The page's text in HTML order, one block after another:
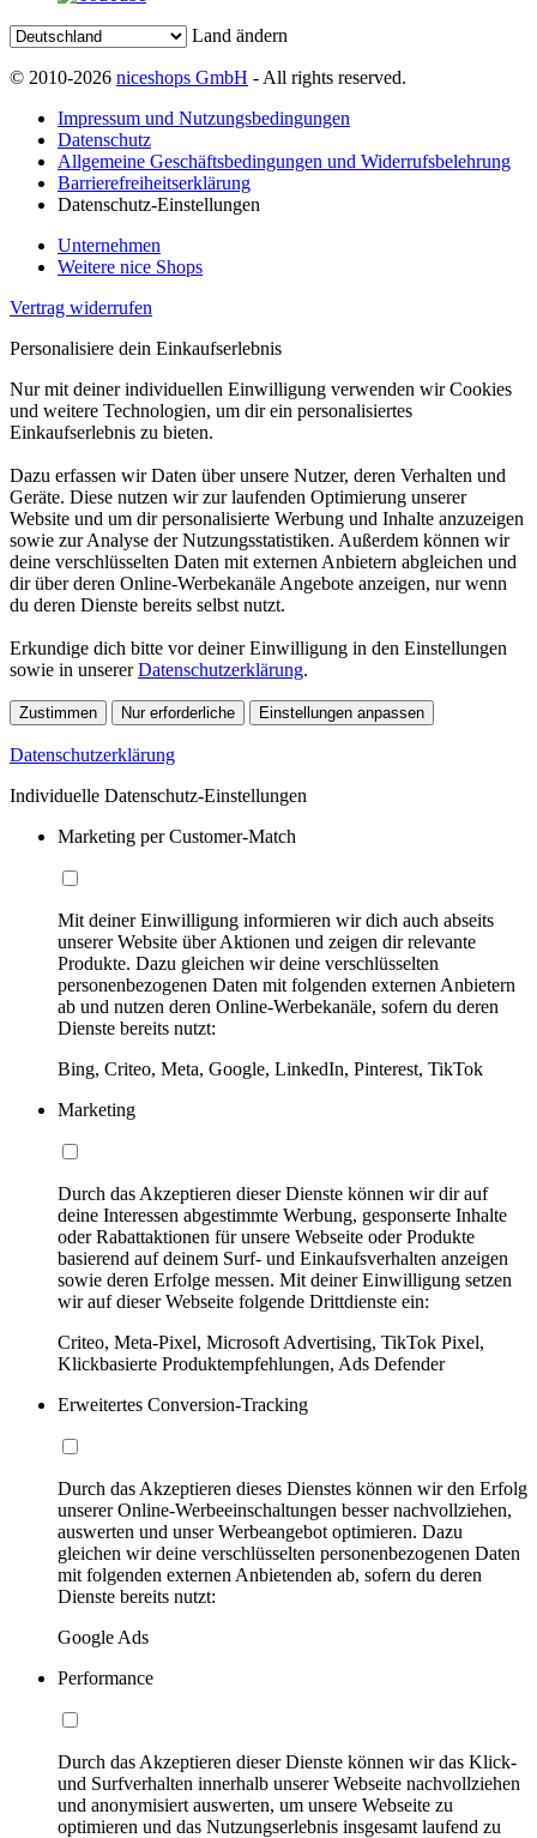
Land ändern
© 2010-2026 niceshops GmbH - All rights reserved.
Impressum und Nutzungsbedingungen
Datenschutz
Allgemeine Geschäftsbedingungen und Widerrufsbelehrung
Barrierefreiheitserklärung
Datenschutz-Einstellungen
Unternehmen
Weitere nice Shops
Vertrag widerrufen
Personalisiere dein Einkaufserlebnis
Nur mit deiner individuellen Einwilligung verwenden wir Cookies
und weitere Technologien, um dir ein personalisiertes
Einkaufserlebnis zu bieten.
Dazu erfassen wir Daten über unsere Nutzer, deren Verhalten und
Geräte. Diese nutzen wir zur laufenden Optimierung unserer
Website und um dir personalisierte Werbung und Inhalte anzuzeigen
sowie zur Analyse der Nutzungsstatistiken. Außerdem können wir
deine verschlüsselten Daten mit externen Anbietern abgleichen und
dir über deren Online-Werbekanäle Angebote anzeigen, nur wenn
du deren Dienste bereits selbst nutzt.
Erkundige dich bitte vor deiner Einwilligung in den Einstellungen
sowie in unsererDatenschutzerklärung.
Zustimmen Nur erforderliche Einstellungen anpassen
Datenschutzerklärung
Individuelle Datenschutz-Einstellungen
Marketing per Customer-Match
Mit deiner Einwilligung informieren wir dich auch abseits
unserer Website über Aktionen und zeigen dir relevante
Produkte. Dazu gleichen wir deine verschlüsselten
personenbezogenen Daten mit folgenden externen Anbietern
ab und nutzen deren Online-Werbekanäle, sofern du deren
Dienste bereits nutzt:
Bing, Criteo, Meta, Google, LinkedIn, Pinterest, TikTok
Marketing
Durch das Akzeptieren dieser Dienste können wir dir auf
deine Interessen abgestimmte Werbung, gesponserte Inhalte
oder Rabattaktionen für unsere Webseite oder Produkte
basierend auf deinem Surf- und Einkaufsverhalten anzeigen
sowie deren Erfolge messen. Mit deiner Einwilligung setzen
wir auf dieser Webseite folgende Drittdienste ein:
Criteo, Meta-Pixel, Microsoft Advertising, TikTok Pixel,
Klickbasierte Produktempfehlungen, Ads Defender
Erweitertes Conversion-Tracking
Durch das Akzeptieren dieses Dienstes können wir den Erfolg
unserer Online-Werbeeinschaltungen besser nachvollziehen,
auswerten und unser Werbeangebot optimieren. Dazu
gleichen wir deine verschlüsselten personenbezogenen Daten
mit folgenden externen Anbietenden ab, sofern du deren
Dienste bereits nutzt:
Google Ads
Performance
Durch das Akzeptieren dieser Dienste können wir das Klick-
und Surfverhalten innerhalb unserer Webseite nachvollziehen
und anonymisiert auswerten, um unsere Webseite zu
optimieren und das Nutzungserlebnis insgesamt laufend zu